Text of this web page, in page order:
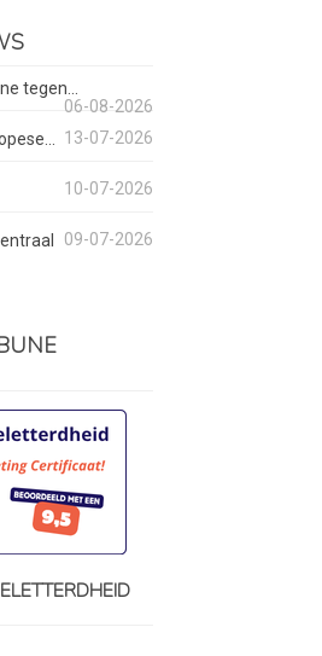
tegen...
06-08-2026
13-07-2026
10-07-2026
09-07-2026